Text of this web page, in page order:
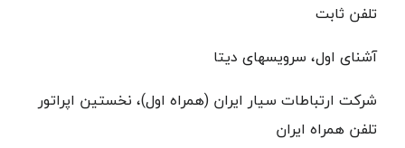
تلفن ثابت
آشنای اول، سرویسهای دیتا
شرکت ارتباطات سیار ایران (همراه اول)، نخستین اپراتور
تلفن همراه ایران